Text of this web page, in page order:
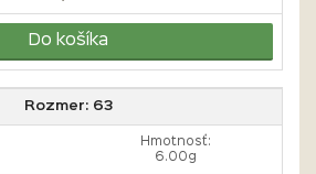
Do košíka
Rozmer: 63
Hmotnosť:
6.00g